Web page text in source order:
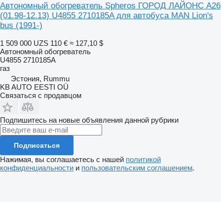
Автономный обогреватель Spheros ГОРОД ЛАЙОНС А26
(01.98-12.13) U4855 2710185A для автобуса MAN Lion's
bus (1991-)
1 509 000 UZS 110 € ≈ 127,10 $
Автономный обогреватель
U4855 2710185A
газ
Эстония, Rummu
KB AUTO EESTI OÜ
Связаться с продавцом
Подпишитесь на новые объявления данной рубрики
Подписаться
Нажимая, вы соглашаетесь с нашей политикой
конфиденциальности и пользовательским соглашением.